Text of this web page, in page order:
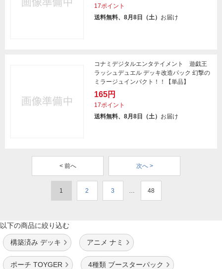
17ポイント
送料無料、8月8日（土） お届け
コナミデジタルエンタテイメント 遊戯王
ラッシュデュエル デッキ改造パック 幻撃の
ミラージュインパクト！！【単品】
165円
17ポイント
送料無料、8月8日（土） お届け
< 前へ 次へ >
1 2 3 … 48
以下の商品に絞り込む
構築済み デッキ アニメ ナミ
ポーチ TOYGER 4種類 ブースターパック